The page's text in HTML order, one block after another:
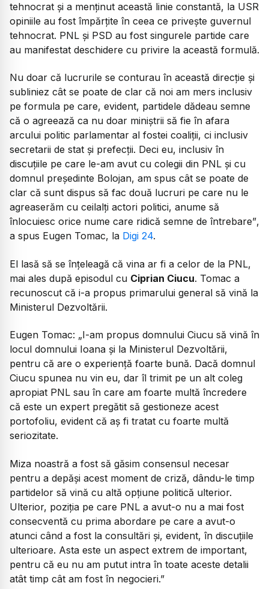
tehnocrat și a menținut această linie constantă, la USR
opiniile au fost împărțite în ceea ce privește guvernul
tehnocrat. PNL și PSD au fost singurele partide care
au manifestat deschidere cu privire la această formulă.
Nu doar că lucrurile se conturau în această direcție și
subliniez cât se poate de clar că noi am mers inclusiv
pe formula pe care, evident, partidele dădeau semne
că o agreează ca nu doar miniștrii să fie în afara
arcului politic parlamentar al fostei coaliții, ci inclusiv
secretarii de stat și prefecții. Deci eu, inclusiv în
discuțiile pe care le-am avut cu colegii din PNL și cu
domnul președinte Bolojan, am spus cât se poate de
clar că sunt dispus să fac două lucruri pe care nu le
agreaserăm cu ceilalți actori politici, anume să
înlocuiesc orice nume care ridică semne de întrebare”,
a spus Eugen Tomac, la Digi 24.
El lasă să se înțeleagă că vina ar fi a celor de la PNL,
mai ales după episodul cu Ciprian Ciucu. Tomac a
recunoscut că i-a propus primarului general să vină la
Ministerul Dezvoltării.
Eugen Tomac: „I-am propus domnului Ciucu să vină în
locul domnului Ioana și la Ministerul Dezvoltării,
pentru că are o experiență foarte bună. Dacă domnul
Ciucu spunea nu vin eu, dar îl trimit pe un alt coleg
apropiat PNL sau în care am foarte multă încredere
că este un expert pregătit să gestioneze acest
portofoliu, evident că aș fi tratat cu foarte multă
seriozitate.
Miza noastră a fost să găsim consensul necesar
pentru a depăși acest moment de criză, dându-le timp
partidelor să vină cu altă opțiune politică ulterior.
Ulterior, poziția pe care PNL a avut-o nu a mai fost
consecventă cu prima abordare pe care a avut-o
atunci când a fost la consultări și, evident, în discuțiile
ulterioare. Asta este un aspect extrem de important,
pentru că eu nu am putut intra în toate aceste detalii
atât timp cât am fost în negocieri.”